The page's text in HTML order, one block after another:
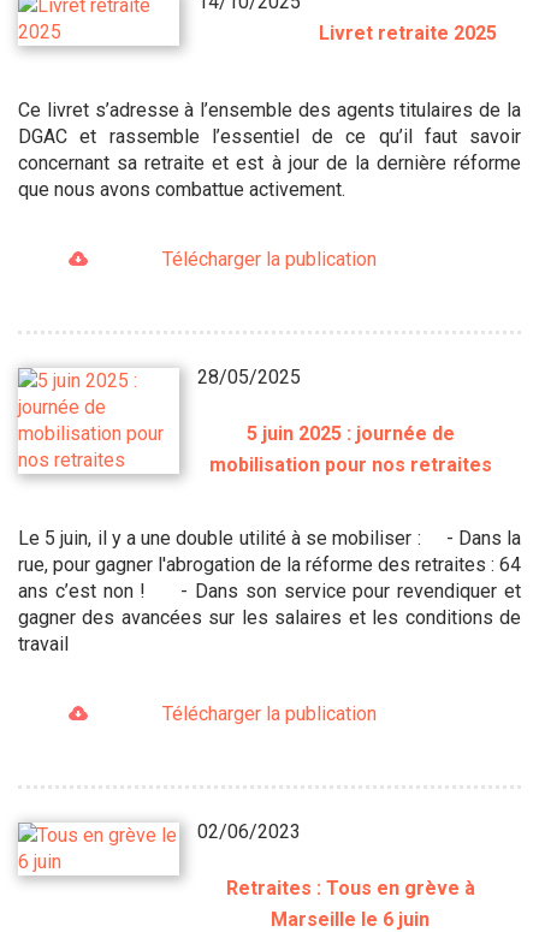
Livret retraite 2025
Ce livret s’adresse à l’ensemble des agents titulaires de la
DGAC et rassemble l’essentiel de ce qu’il faut savoir
concernant sa retraite et est à jour de la dernière réforme
que nous avons combattue activement.
Télécharger la publication
28/05/2025
5 juin 2025 : journée de
mobilisation pour nos retraites
Le 5 juin, il y a une double utilité à se mobiliser : - Dans la
rue, pour gagner l'abrogation de la réforme des retraites : 64
ans c’est non ! - Dans son service pour revendiquer et
gagner des avancées sur les salaires et les conditions de
travail
Télécharger la publication
02/06/2023
Retraites : Tous en grève à
Marseille le 6 juin